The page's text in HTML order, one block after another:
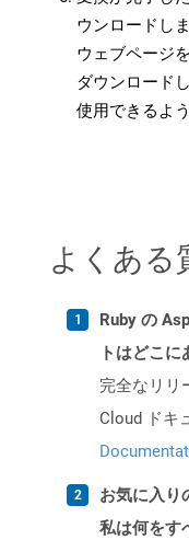
ウンロードし
ウェブページ
ダウンロード
使用できるよ
よくある
Ruby の
トはどこに
完全なリリ
Cloud ドキ
お気に入り
私は何をす